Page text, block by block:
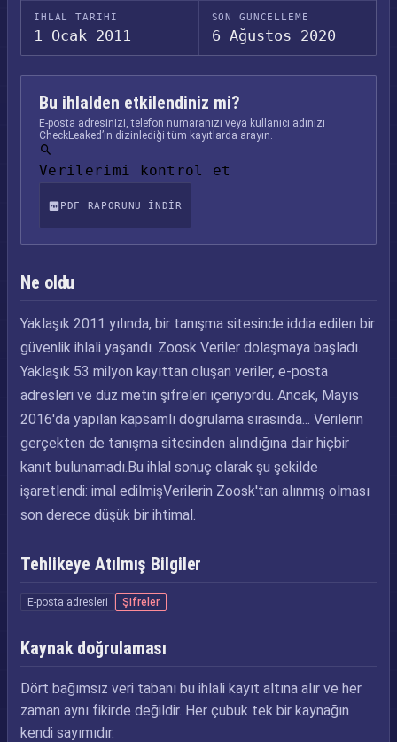
İHLAL TARIHI
1 Ocak 2011
SON GÜNCELLEME
6 Ağustos 2020
Bu ihlalden etkilendiniz mi?
E-posta adresinizi, telefon numaranızı veya kullanıcı adınızı
CheckLeaked’in dizinlediği tüm kayıtlarda arayın.
Verilerimi kontrol et
PDF RAPORUNU INDIR
Ne oldu
Yaklaşık 2011 yılında, bir tanışma sitesinde iddia edilen bir
güvenlik ihlali yaşandı. Zoosk Veriler dolaşmaya başladı.
Yaklaşık 53 milyon kayıttan oluşan veriler, e-posta
adresleri ve düz metin şifreleri içeriyordu. Ancak, Mayıs
2016'da yapılan kapsamlı doğrulama sırasında... Verilerin
gerçekten de tanışma sitesinden alındığına dair hiçbir
kanıt bulunamadı.Bu ihlal sonuç olarak şu şekilde
işaretlendi: imal edilmişVerilerin Zoosk'tan alınmış olması
son derece düşük bir ihtimal.
Tehlikeye Atılmış Bilgiler
E-posta adresleri Şifreler
Kaynak doğrulaması
Dört bağımsız veri tabanı bu ihlali kayıt altına alır ve her
zaman aynı fikirde değildir. Her çubuk tek bir kaynağın
kendi sayımıdır.